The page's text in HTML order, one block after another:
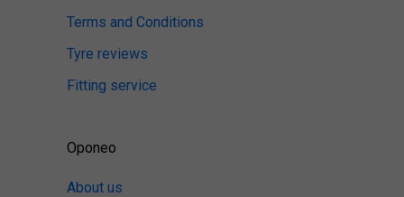
Terms and Conditions
Tyre reviews
Fitting service
Oponeo
About us